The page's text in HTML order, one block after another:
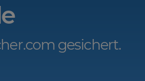
gesichert.